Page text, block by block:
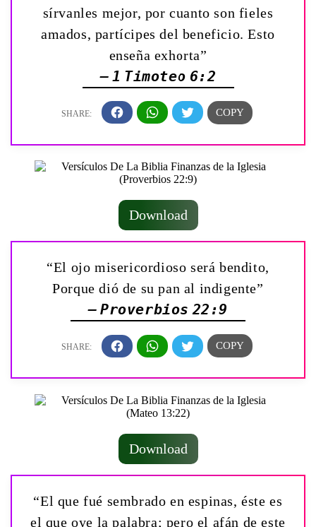
sírvanles mejor, por cuanto son fieles
amados, partícipes del beneficio. Esto
enseña exhorta”
— 1 Timoteo 6:2
Download
“El ojo misericordioso será bendito,
Porque dió de su pan al indigente”
— Proverbios 22:9
Download
“El que fué sembrado en espinas, éste es
el que oye la palabra; pero el afán de este